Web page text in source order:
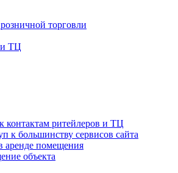
торговли
и ТЦ
контактам ритейлеров и ТЦ
к большинству сервисов сайта
аренде помещения
объекта